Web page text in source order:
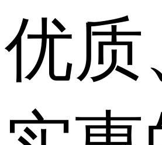
优质